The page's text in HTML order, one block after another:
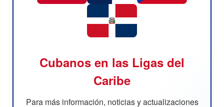
Cubanos en las Ligas del
Caribe
Para más información, noticias y actualizaciones